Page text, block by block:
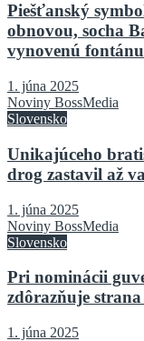
Piešťanský
obnovou, socha
vynovenú fontánu
1. júna 2025
Noviny BossMedia
Slovensko
Unikajúceho
drog zastavil až
1. júna 2025
Noviny BossMedia
Slovensko
Pri nominácii
zdôrazňuje
1. júna 2025